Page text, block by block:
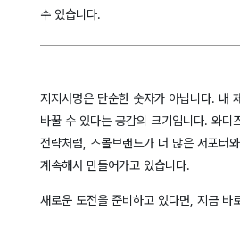
수 있습니다.
지지서명은 단순한 숫자가 아닙니다. 내
바꿀 수 있다는 공감의 크기입니다. 와디
전략처럼, 스몰브랜드가 더 많은 서포터
계속해서 만들어가고 있습니다.
새로운 도전을 준비하고 있다면, 지금 바